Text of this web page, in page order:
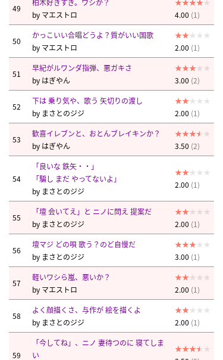
49
柏木好きすぎ。ワシか？
by マエストロ 4.00 (1)
50
かっこいい合唱どうよ？質がいい国歌
by マエストロ 2.00 (1)
51
早紀がルワンダ指弾、悪ガキさ
by はぎやん 3.00 (2)
52
下は 乗り気や、歌う 矢切りの渡し
by まさとのジジ 2.00 (1)
53
歓喜イレブンと、おとんブレイキンか？
by はぎやん 3.50 (2)
54
「良いな 鉄矢・・」
「騙し まだ やってないよ」
by まさとのジジ
2.00 (1)
55
「壇 会いてえ」と ニノに問え 提案だ
by まさとのジジ 2.00 (1)
56
壇マジ どの唄 歌う？のど自慢だ
by まさとのジジ 3.00 (1)
57
軽いワシら嵐、悪いか？
by マエストロ 2.00 (1)
58
よく顔描くさ、与作が 絵を描くよ
by まさとのジジ 2.00 (1)
59
「今してね」、ニノ 妻待つのに 寝てしま
い